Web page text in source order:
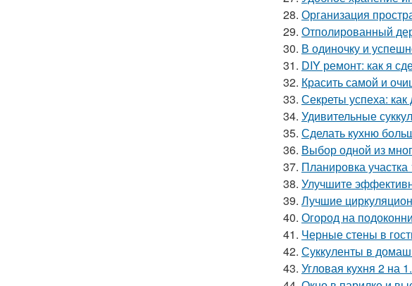
28. Организация
29. Отполированный
30. В одиночку и
31. DIY ремонт: как я
32. Красить самой и
33. Секреты успеха: как
34. Удивительные
35. Сделать кухню
36. Выбор одной из
37. Планировка
38. Улучшите
39. Лучшие
40. Огород на
41. Черные стены в
42. Суккуленты в
43. Угловая кухня 2 на